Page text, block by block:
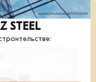
STEEL